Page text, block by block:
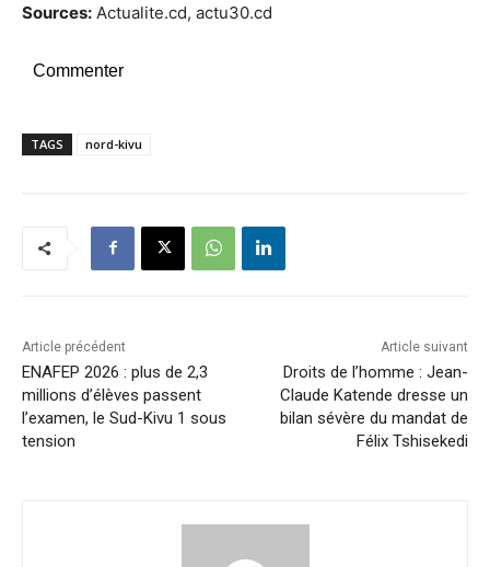
Sources: Actualite.cd, actu30.cd
Commenter
TAGS nord-kivu
Article précédent
ENAFEP 2026 : plus de 2,3
millions d’élèves passent
l’examen, le Sud-Kivu 1 sous
tension
Article suivant
Droits de l’homme : Jean-
Claude Katende dresse un
bilan sévère du mandat de
Félix Tshisekedi